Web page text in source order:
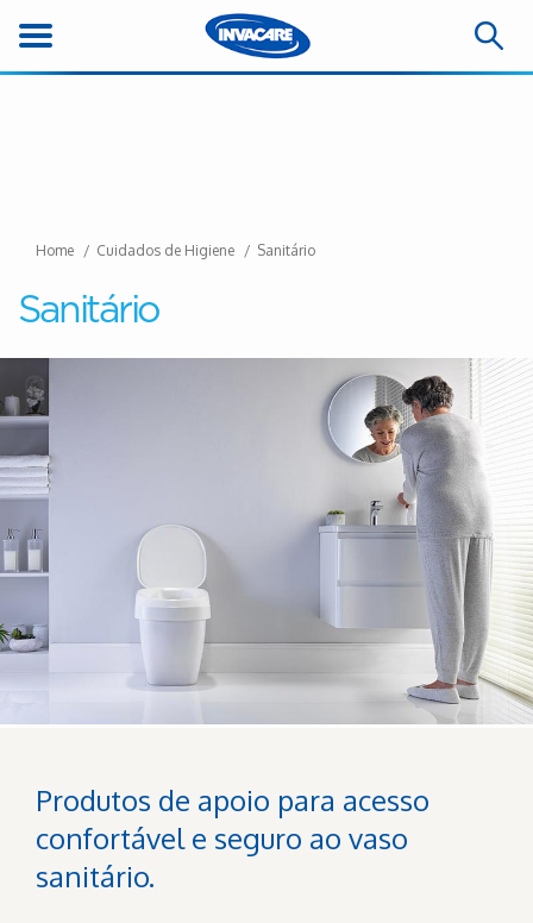
Home Cuidados de Higiene Sanitário
Sanitário
Produtos de apoio para acesso
confortável e seguro ao vaso
sanitário.